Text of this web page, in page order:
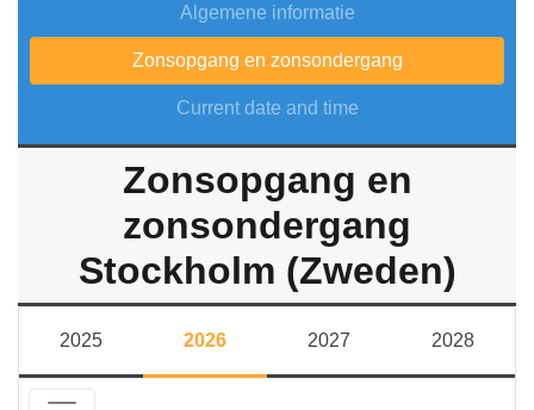
Algemene informatie
Zonsopgang en zonsondergang
Current date and time
Zonsopgang en
zonsondergang
Stockholm (Zweden)
2025 2026 2027 2028